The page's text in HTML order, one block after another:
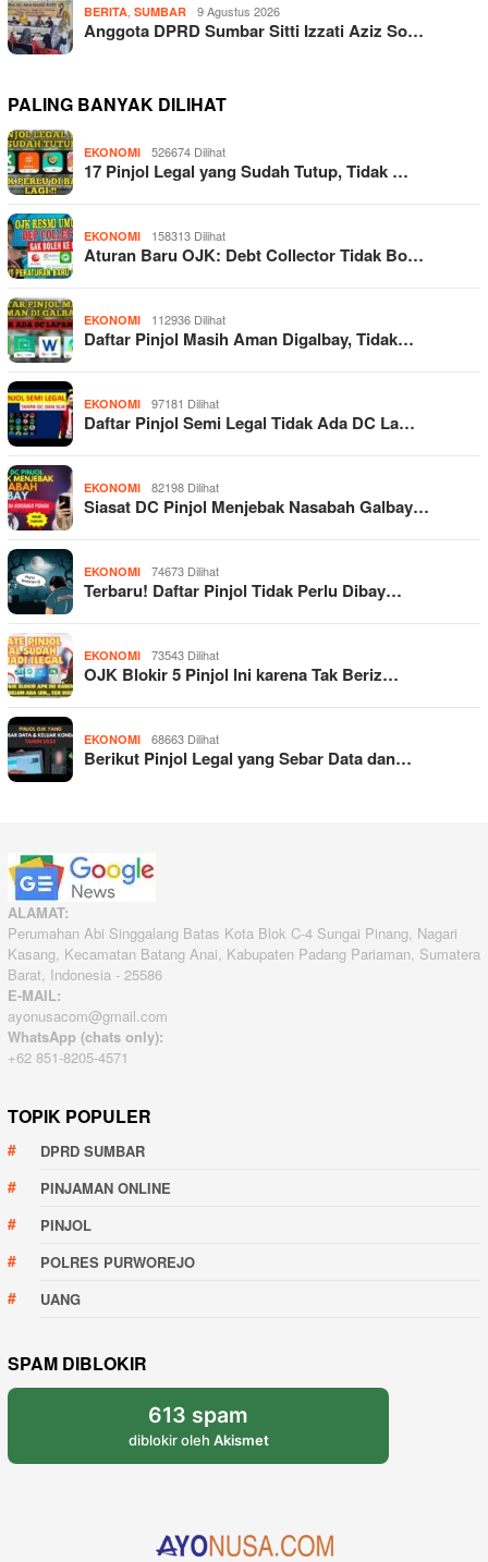
BERITA SUMBAR 9 Agustus 2026
Anggota DPRD Sumbar Sitti Izzati Aziz So…
PALING BANYAK DILIHAT
EKONOMI 526674 Dilihat
17 Pinjol Legal yang Sudah Tutup, Tidak …
EKONOMI 158313 Dilihat
Aturan Baru OJK: Debt Collector Tidak Bo…
EKONOMI 112936 Dilihat
Daftar Pinjol Masih Aman Digalbay, Tidak…
EKONOMI 97181 Dilihat
Daftar Pinjol Semi Legal Tidak Ada DC La…
EKONOMI 82198 Dilihat
Siasat DC Pinjol Menjebak Nasabah Galbay…
EKONOMI 74673 Dilihat
Terbaru! Daftar Pinjol Tidak Perlu Dibay…
EKONOMI 73543 Dilihat
OJK Blokir 5 Pinjol Ini karena Tak Beriz…
EKONOMI 68663 Dilihat
Berikut Pinjol Legal yang Sebar Data dan…
ALAMAT:
Perumahan Abi Singgalang Batas Kota Blok C-4 Sungai Pinang, Nagari
Kasang, Kecamatan Batang Anai, Kabupaten Padang Pariaman, Sumatera
Barat, Indonesia - 25586
E-MAIL:
ayonusacom@gmail.com
WhatsApp (chats only):
+62 851-8205-4571
TOPIK POPULER
DPRD SUMBAR
PINJAMAN ONLINE
PINJOL
POLRES PURWOREJO
UANG
SPAM DIBLOKIR
613 spam
diblokir oleh Akismet